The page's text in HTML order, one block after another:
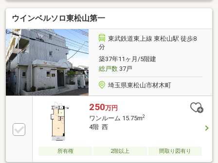
ウインベルソロ東松山第一
東武鉄道東上線 東松山駅 徒歩8
分
築37年11ヶ月/5階建
総戸数37戸
埼玉県東松山市材木町
250万円
ワンルーム 15.75m2
4階 西
所有権 2階以上 間取り図有り